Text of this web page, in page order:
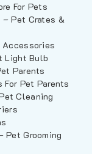
For Pets
Pet Crates &
Light Bulb
Parents
For Pet Parents
Cleaning
Grooming